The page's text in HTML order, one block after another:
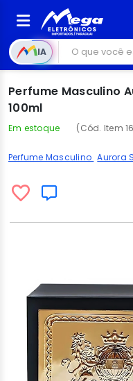
IA
Perfume Masculino
100ml
Em estoque (Cód. Item
Perfume Masculino Aurora